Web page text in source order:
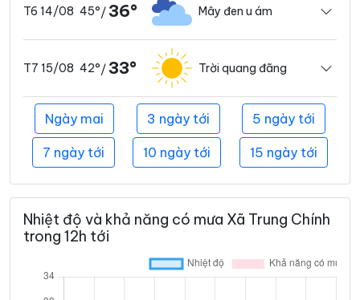
T6 14/08 45°/ 36° Mây đen u ám
T7 15/08 42°/ 33° Trời quang đãng
Ngày mai 3 ngày tới 5 ngày tới
7 ngày tới 10 ngày tới 15 ngày tới
Nhiệt độ và khả năng có mưa Xã Trung Chính
trong 12h tới